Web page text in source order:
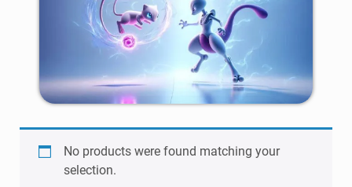
No products were found matching your
selection.